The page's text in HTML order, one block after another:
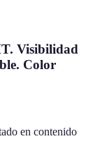
Visibilidad
Color
en contenido